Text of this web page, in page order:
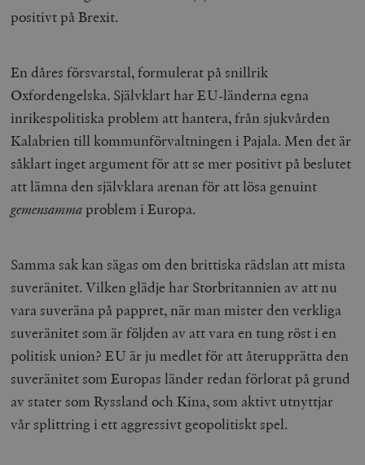
positivt på Brexit.
En dåres försvarstal, formulerat på snillrik
Oxfordengelska. Självklart har EU-länderna egna
inrikespolitiska problem att hantera, från sjukvården
Kalabrien till kommunförvaltningen i Pajala. Men det är
såklart inget argument för att se mer positivt på beslutet
att lämna den självklara arenan för att lösa genuint
gemensamma problem i Europa.
Samma sak kan sägas om den brittiska rädslan att mista
suveränitet. Vilken glädje har Storbritannien av att nu
vara suveräna på pappret, när man mister den verkliga
suveränitet som är följden av att vara en tung röst i en
politisk union? EU är ju medlet för att återupprätta den
suveränitet som Europas länder redan förlorat på grund
av stater som Ryssland och Kina, som aktivt utnyttjar
vår splittring i ett aggressivt geopolitiskt spel.